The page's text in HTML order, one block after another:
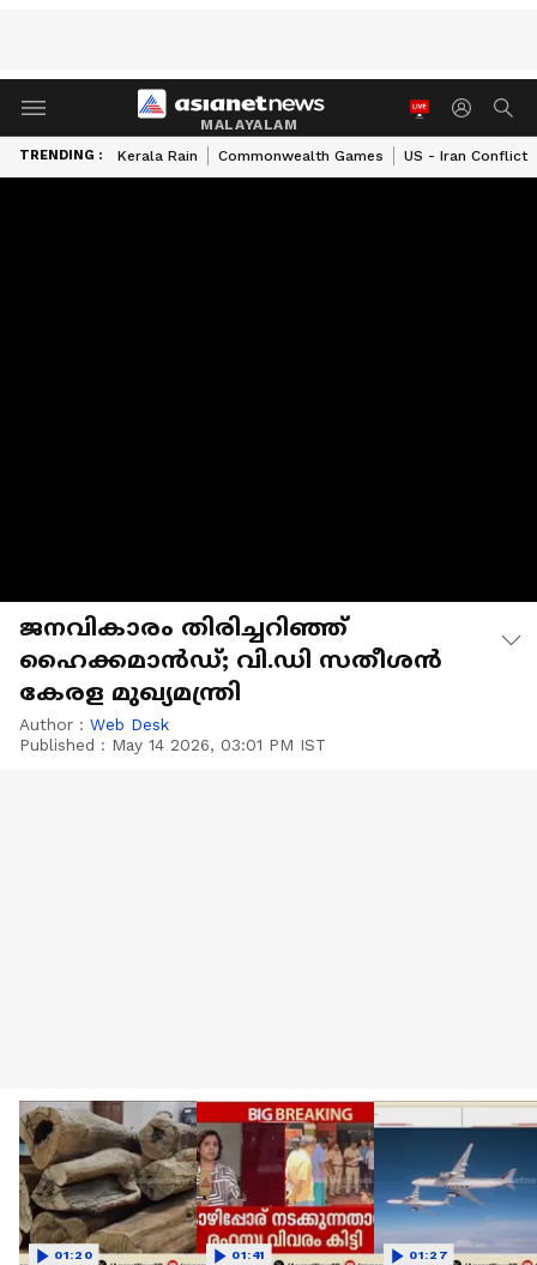
MALAYALAM
TRENDING : Kerala Rain Commonwealth Games US - Iran Conflict
ജനവികാരം തിരിച്ചറിഞ്ഞ്
ഹൈക്കമാൻഡ്; വി.ഡി സതീശൻ
കേരള മുഖ്യമന്ത്രി
Author : Web Desk
Published : May 14 2026, 03:01 PM IST
01:20 01:41 01:27